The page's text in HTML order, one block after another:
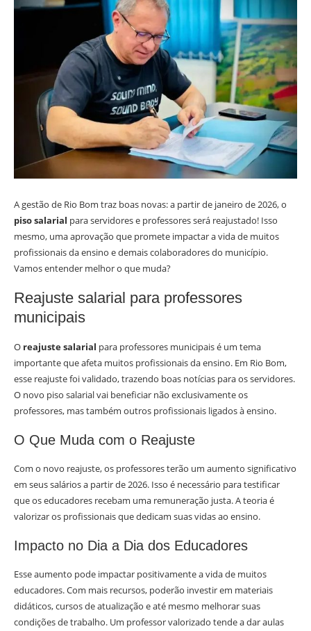
A gestão de Rio Bom traz boas novas: a partir de janeiro de 2026, o
piso salarial para servidores e professores será reajustado! Isso
mesmo, uma aprovação que promete impactar a vida de muitos
profissionais da ensino e demais colaboradores do município.
Vamos entender melhor o que muda?
Reajuste salarial para professores
municipais
O reajuste salarial para professores municipais é um tema
importante que afeta muitos profissionais da ensino. Em Rio Bom,
esse reajuste foi validado, trazendo boas notícias para os servidores.
O novo piso salarial vai beneficiar não exclusivamente os
professores, mas também outros profissionais ligados à ensino.
O Que Muda com o Reajuste
Com o novo reajuste, os professores terão um aumento significativo
em seus salários a partir de 2026. Isso é necessário para testificar
que os educadores recebam uma remuneração justa. A teoria é
valorizar os profissionais que dedicam suas vidas ao ensino.
Impacto no Dia a Dia dos Educadores
Esse aumento pode impactar positivamente a vida de muitos
educadores. Com mais recursos, poderão investir em materiais
didáticos, cursos de atualização e até mesmo melhorar suas
condições de trabalho. Um professor valorizado tende a dar aulas